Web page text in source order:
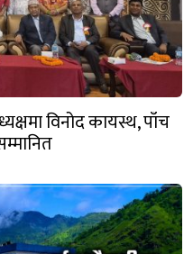
विनोद कायस्थ, पाँच